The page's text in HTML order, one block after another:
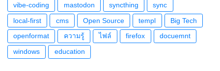
vibe-coding
mastodon syncthing
sync
local-first
cms Open Source templ
Big Tech
openformat
ความรู้ ไฟล์ firefox
docuemnt
windows
education